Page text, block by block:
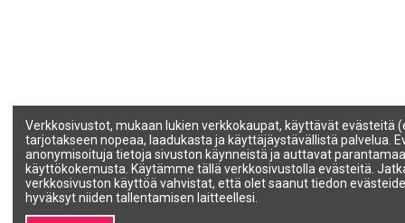
Verkkosivustot, mukaan lukien verkkokaupat, käyttävät evästeitä
tarjotakseen nopeaa, laadukasta ja käyttäjäystävällistä palvelua.
anonymisoituja tietoja sivuston käynneistä ja auttavat
käyttökokemusta. Käytämme tällä verkkosivustolla evästeitä.
verkkosivuston käyttöä vahvistat, että olet saanut tiedon
hyväksyt niiden tallentamisen laitteellesi.